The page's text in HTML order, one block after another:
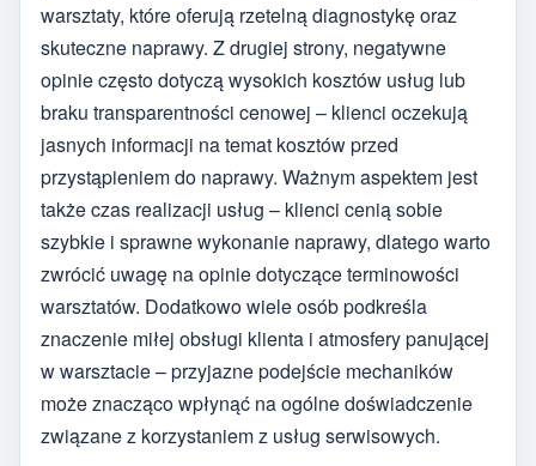
warsztaty, które oferują rzetelną diagnostykę oraz
skuteczne naprawy. Z drugiej strony, negatywne
opinie często dotyczą wysokich kosztów usług lub
braku transparentności cenowej – klienci oczekują
jasnych informacji na temat kosztów przed
przystąpieniem do naprawy. Ważnym aspektem jest
także czas realizacji usług – klienci cenią sobie
szybkie i sprawne wykonanie naprawy, dlatego warto
zwrócić uwagę na opinie dotyczące terminowości
warsztatów. Dodatkowo wiele osób podkreśla
znaczenie miłej obsługi klienta i atmosfery panującej
w warsztacie – przyjazne podejście mechaników
może znacząco wpłynąć na ogólne doświadczenie
związane z korzystaniem z usług serwisowych.